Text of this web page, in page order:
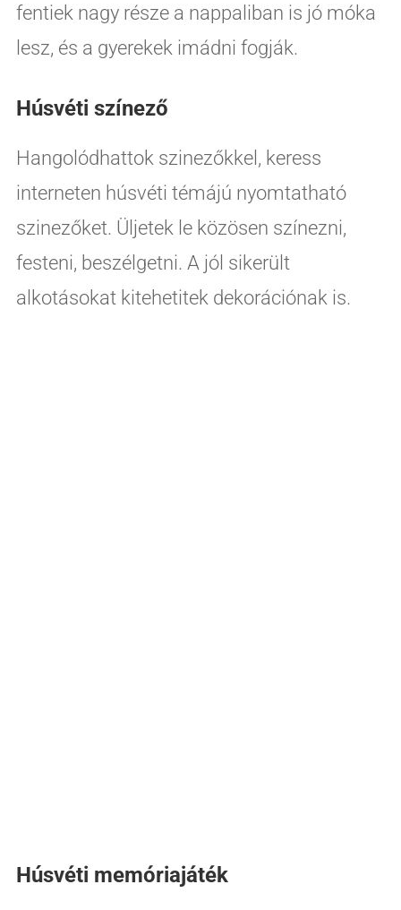
fentiek nagy része a nappaliban is jó móka
lesz, és a gyerekek imádni fogják.
Húsvéti színező
Hangolódhattok szinezőkkel, keress
interneten húsvéti témájú nyomtatható
szinezőket. Üljetek le közösen színezni,
festeni, beszélgetni. A jól sikerült
alkotásokat kitehetitek dekorációnak is.
Húsvéti memóriajáték